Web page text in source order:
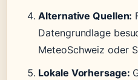
Alternative Quellen:
Datengrundlage
MeteoSchweiz oder
Lokale Vorhersage: